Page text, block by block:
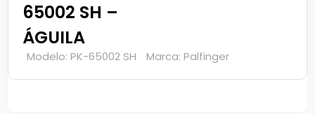
65002 SH -
Modelo: PK-65002 SH